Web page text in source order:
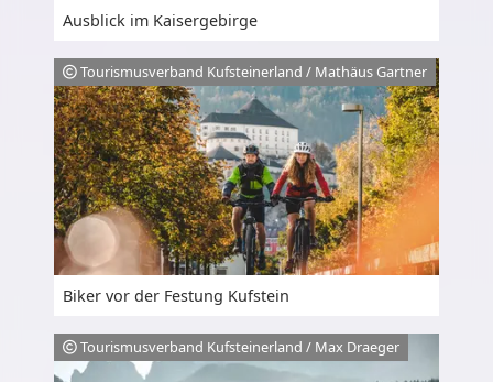
Ausblick im Kaisergebirge
Tourismusverband Kufsteinerland / Mathäus Gartner
Biker vor der Festung Kufstein
Tourismusverband Kufsteinerland / Max Draeger